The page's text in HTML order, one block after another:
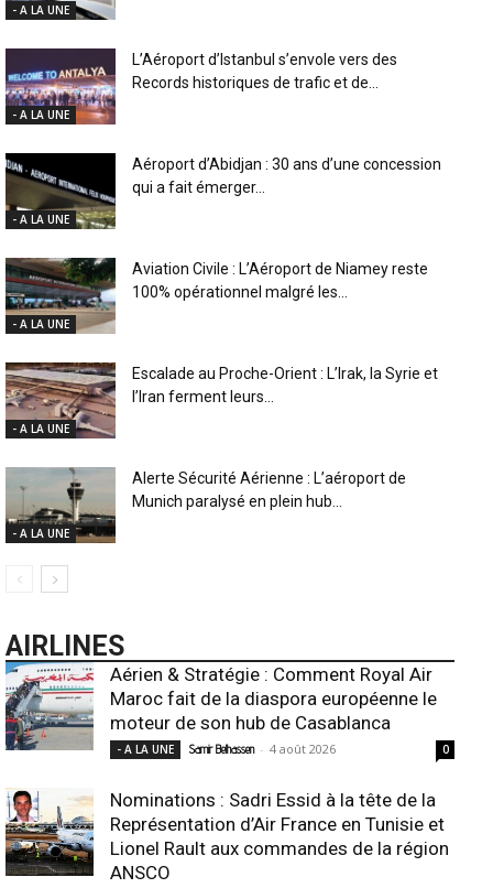
- A LA UNE
- A LA UNE
L’Aéroport d’Istanbul s’envole vers des
Records historiques de trafic et de...
- A LA UNE
Aéroport d’Abidjan : 30 ans d’une concession
qui a fait émerger...
- A LA UNE
Aviation Civile : L’Aéroport de Niamey reste
100% opérationnel malgré les...
- A LA UNE
Escalade au Proche-Orient : L’Irak, la Syrie et
l’Iran ferment leurs...
- A LA UNE
Alerte Sécurité Aérienne : L’aéroport de
Munich paralysé en plein hub...
AIRLINES
Aérien & Stratégie : Comment Royal Air
Maroc fait de la diaspora européenne le
moteur de son hub de Casablanca
- A LA UNE Samir Belhassen - 4 août 2026 0
Nominations : Sadri Essid à la tête de la
Représentation d’Air France en Tunisie et
Lionel Rault aux commandes de la région
ANSCO